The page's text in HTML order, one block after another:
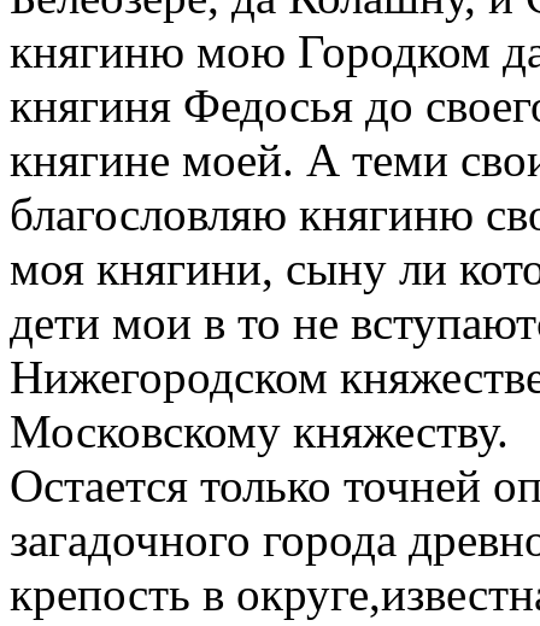
княгиню мою Городком
княгиня Федосья до
княгине моей. А теми
благословляю княгиню
моя княгини, сыну ли
дети мои в то не
Нижегородском
Московскому княжеству.
Остается только точней
загадочного города
крепость в